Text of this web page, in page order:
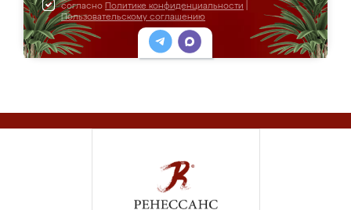
согласно Политике конфиденциальности
Пользовательскому соглашению